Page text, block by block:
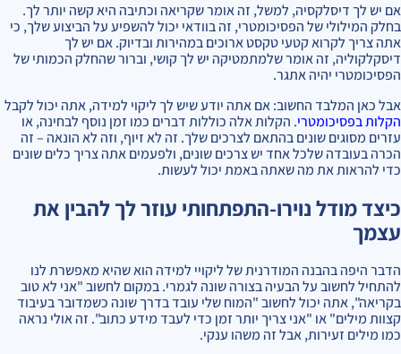
אם יש לך דיסלקסיה, למשל, זה אומר שקריאה וכתיבה היא קשה יותר לך.
בחלק המילולי של הפסיכומטרי, זה בוודאי יכול להשפיע על הביצוע שלך, כי
אתה צריך לקרוא קטעי טקסט ארוכים במהירות ובדיוק. אם יש לך
דיסקלקוליה, זה אומר שלמתמטיקה יש לך קושי, וברור שהחלק הכמותי של
הפסיכומטרי יהיה אתגר.
אבל כאן המלבד החשוב: אם אתה יודע שיש לך ליקוי למידה, אתה יכול לקבל
הקלות בפסיכומטרי. הקלות אלה כוללות דברים כמו זמן נוסף לבחינה, או
עזרים מסוגים שונים בהתאם לצרכים שלך. זה לא זיוף, וזה לא הונאה – זה
הכרה בעובדה שלכל אחד יש צרכים שונים, ולפעמים אתה צריך כלים שונים
כדי להראות את מה שאתה באמת יכול לעשות.
כיצד מודל נוירו-התפתחותי עוזר לך להבין את
עצמך
הדבר היפה בהבנה המודרנית של ליקויי למידה הוא שהיא מאפשרת לנו
להתחיל לחשוב על הבעיה בצורה שונה לגמרי. במקום לחשוב "אני לא טוב
בקריאה", אתה יכול לחשוב "המוח שלי עובד בדרך שונה כשמדובר בעיבוד
קצוות מילים" או "אני צריך יותר זמן כדי לעבד מידע כתוב". זה אולי נראה
כמו מילים זעירות, אבל זה משהו ענקי.